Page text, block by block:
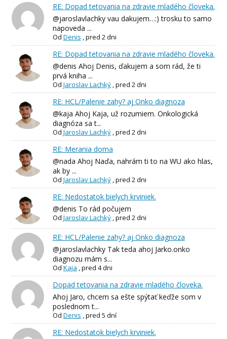
RE: Dopad tetovania na zdravie mladého človeka.
@jaroslavlachky vau dakujem…:) trosku to samo
napoveda ...
Od Denis ,pred 2 dni
RE: Dopad tetovania na zdravie mladého človeka.
@denis Ahoj Denis, ďakujem a som rád, že ti
prvá kniha ...
Od Jaroslav Lachký,pred 2 dni
RE: HCL/Palenie zahy? aj Onko diagnoza
@kaja Ahoj Kaja, už rozumiem. Onkologická
diagnóza sa t...
Od Jaroslav Lachký,pred 2 dni
RE: Merania doma
@nada Ahoj Naďa, nahrám ti to na WU ako hlas,
ak by ...
Od Jaroslav Lachký,pred 2 dni
RE: Nedostatok bielych krviniek.
@denis To rád počujem
Od Jaroslav Lachký,pred 2 dni
RE: HCL/Palenie zahy? aj Onko diagnoza
@jaroslavlachky Tak teda ahoj Jarko.onko
diagnozu mám s...
Od Kaja ,pred 4 dni
Dopad tetovania na zdravie mladého človeka.
Ahoj Jaro, chcem sa ešte spýtať keďže som v
poslednom t...
Od Denis ,pred 5 dní
RE: Nedostatok bielych krviniek.